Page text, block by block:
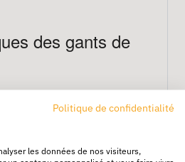
des gants de
de protectionPolitique de confidentialité
les données de nos visiteurs,